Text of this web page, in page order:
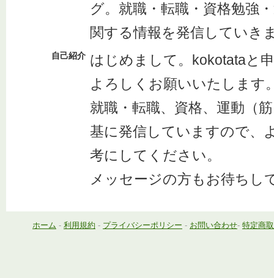
グ。就職・転職・資格勉強
関する情報を発信していき
自己紹介 はじめまして。kokotataと
よろしくお願いいたします
就職・転職、資格、運動（
基に発信していますので、
考にしてください。
メッセージの方もお待ちし
ホーム - 利用規約 - プライバシーポリシー - お問い合わせ- 特定商